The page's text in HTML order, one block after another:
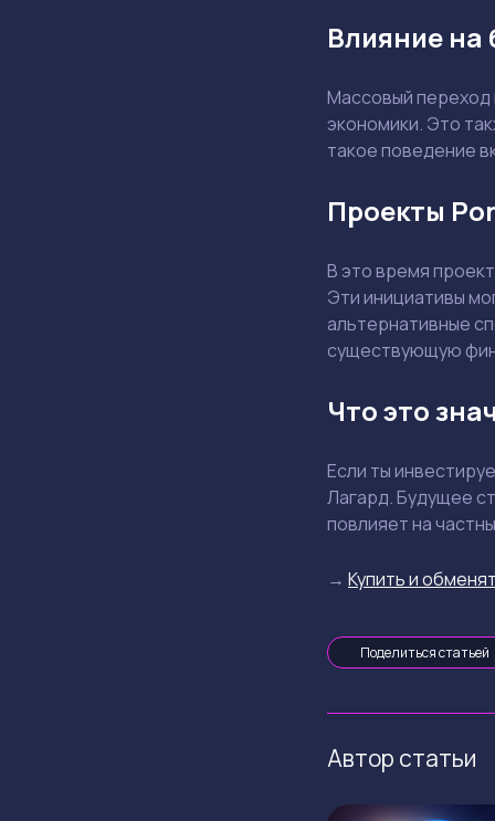
Влияние на
Массовый переход
экономики. Это
такое поведение
Проекты
В это время
Эти инициативы
альтернативные
существующую
Что это
Если ты
Лагард. Будущее
повлияет на
→ Купить и
Поделиться статьей
Автор статьи